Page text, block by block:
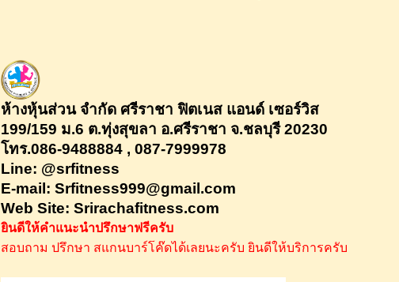
ห้างหุ้นส่วน จำกัด ศรีราชา ฟิตเนส แอนด์ เซอร์วิส
199/159 ม.6 ต.ทุ่งสุขลา อ.ศรีราชา จ.ชลบุรี 20230
โทร.086-9488884 , 087-7999978
​Line: @srfitness
E-mail: Srfitness999@gmail.com
Web Site: Srirachafitness.com
ยินดีให้คำแนะนำปรึกษาฟรีครับ
สอบถาม ปรึกษา สแกนบาร์โค๊ดได้เลยนะครับ ยินดีให้บริการครับ